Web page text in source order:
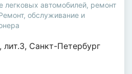
легковых автомобилей, ремонт
обслуживание и
, лит.З, Санкт-Петербург